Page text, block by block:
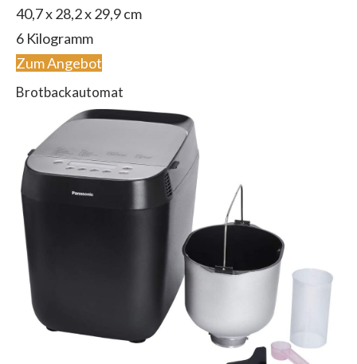
40,7 x 28,2 x 29,9 cm
‎6 Kilogramm
Zum Angebot
Brotbackautomat